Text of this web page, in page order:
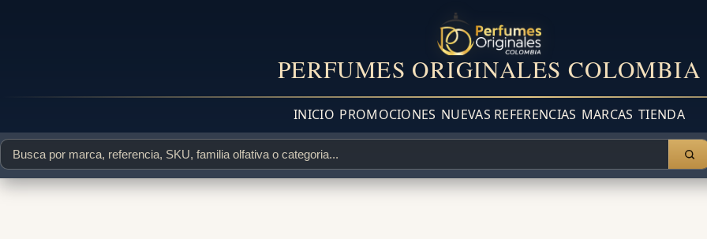
PERFUMES ORIGINALES COLOMBIA
INICIO PROMOCIONES NUEVAS REFERENCIAS MARCAS TIENDA